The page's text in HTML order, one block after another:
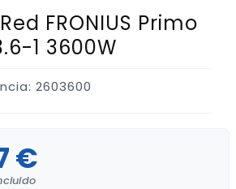
FRONIUS Primo
1 3600W
2603600
€